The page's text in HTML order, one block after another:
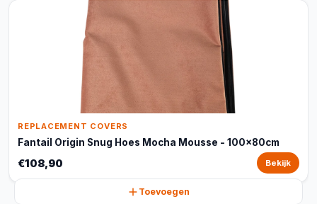
REPLACEMENT COVERS
Fantail Origin Snug Hoes Mocha Mousse - 100x80cm
€108,90 Bekijk
Toevoegen